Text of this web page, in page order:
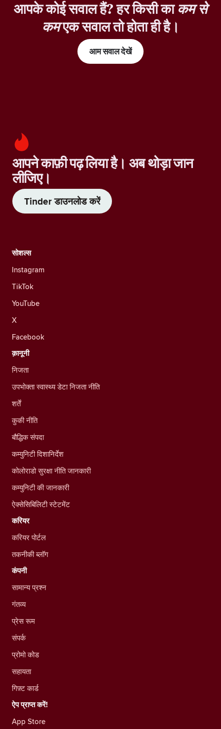
आपके कोई सवाल हैं? हर किसी काकम से
कमएक सवाल तो होता ही है।
आम सवाल देखें
आपने काफ़ी पढ़ लिया है। अब थोड़ा जान
लीजिए।
Tinder डाउनलोड करें
सोशल्स
Instagram
TikTok
YouTube
X
Facebook
क़ानूनी
निजता
उपभोक्ता स्वास्थ्य डेटा निजता नीति
शर्तें
कुकी नीति
बौद्धिक संपदा
कम्युनिटी दिशानिर्देश
कोलोराडो सुरक्षा नीति जानकारी
कम्युनिटी की जानकारी
ऐक्सेसिबिलिटी स्टेटमेंट
करियर
करियर पोर्टल
तकनीकी ब्लॉग
कंपनी
सामान्य प्रश्न
गंतव्य
प्रेस रूम
संपर्क
प्रोमो कोड
सहायता
गिफ़्ट कार्ड
ऐप प्राप्त करें!
App Store